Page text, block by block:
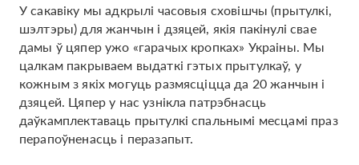
У сакавіку мы адкрылі часовыя сховішчы (прытулкі,
шэлтэры) для жанчын і дзяцей, якія пакінулі свае
дамы ў цяпер ужо «гарачых кропках» Украіны. Мы
цалкам пакрываем выдаткі гэтых прытулкаў, у
кожным з якіх могуць размясціцца да 20 жанчын і
дзяцей. Цяпер у нас узнікла патрэбнасць
даўкамплектаваць прытулкі спальнымі месцамі праз
перапоўненасць і перазапыт.